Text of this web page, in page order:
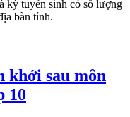
kỳ tuyển sinh có số lượng
bàn tỉnh.
khởi sau môn
10